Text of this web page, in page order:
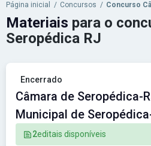
Página inicial / Concursos / Concurso
Encerrado
Câmara de Seropédica-
Municipal de
2editais disponíveis
Materiais para o
Seropédica RJ